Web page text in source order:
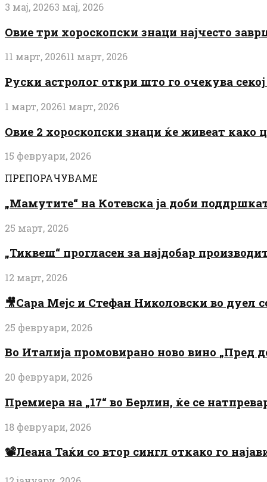
3 мај, 20263 мај, 2026
Овие три хороскопски знаци најчесто
11 март, 202611 март, 2026
Руски астролог откри што го очекува
1 март, 20261 март, 2026
Овие 2 хороскопски знаци ќе живеат како
15 февруари, 2026
ПРЕПОРАЧУВАМЕ
„Мамутите“ на Котевска ја доби
25 март, 2026
„Тиквеш“ прогласен за најдобар
12 март, 2026
🎥Сара Мејс и Стефан Николовски во дуел
25 февруари, 2026
Во Италија промовирано ново вино
20 февруари, 2026
Премиера на „17“ во Берлин, ќе се
18 февруари, 2026
📽️Леана Таќи со втор сингл откако го